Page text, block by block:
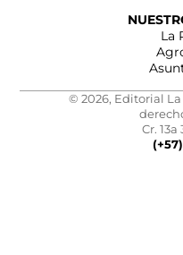
La
© 2026, Editorial La
Cr.